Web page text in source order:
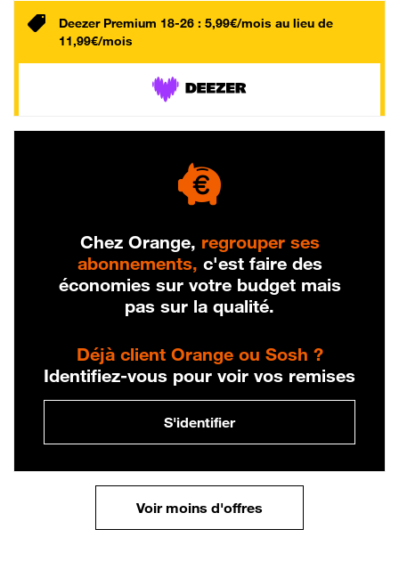
Deezer Premium 18-26 : 5,99€/mois au lieu de
11,99€/mois
Chez Orange, regrouper ses
abonnements, c'est faire des
économies sur votre budget mais
pas sur la qualité.
Déjà client Orange ou Sosh ?
Identifiez-vous pour voir vos remises
S'identifier
Voir moins d'offres